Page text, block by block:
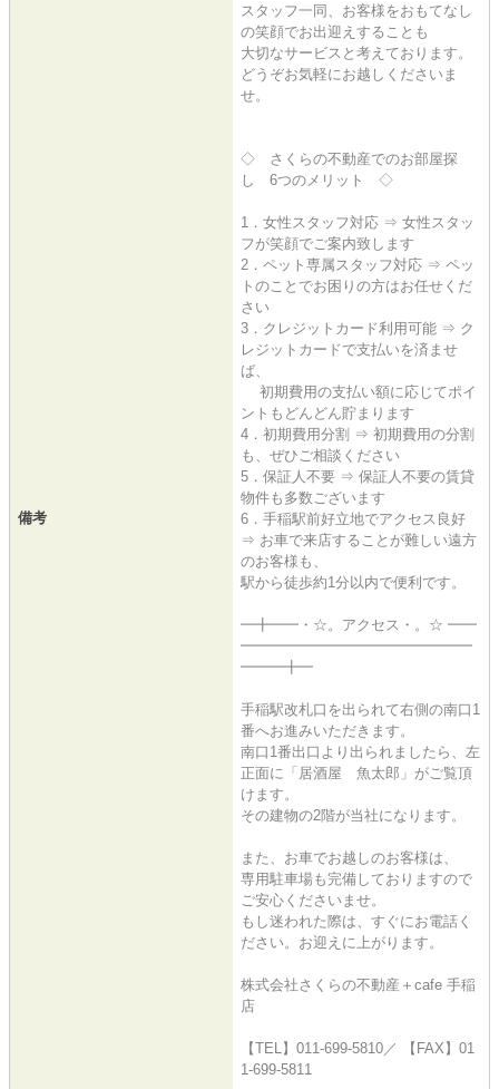
備考
スタッフ一同、お客様をおもてなし
の笑顔でお出迎えすることも
大切なサービスと考えております。
どうぞお気軽にお越しくださいま
せ。
◇ さくらの不動産でのお部屋探
し 6つのメリット ◇
1．女性スタッフ対応 ⇒ 女性スタッ
フが笑顔でご案内致します
2．ペット専属スタッフ対応 ⇒ ペッ
トのことでお困りの方はお任せくだ
さい
3．クレジットカード利用可能 ⇒ ク
レジットカードで支払いを済ませ
ば、
初期費用の支払い額に応じてポイ
ントもどんどん貯まります
4．初期費用分割 ⇒ 初期費用の分割
も、ぜひご相談ください
5．保証人不要 ⇒ 保証人不要の賃貸
物件も多数ございます
6．手稲駅前好立地でアクセス良好
⇒ お車で来店することが難しい遠方
のお客様も、
駅から徒歩約1分以内で便利です。
━╋━━・☆。アクセス・。☆ ━━
━━━━━━━━━━━━━━━━
━━━╋━
手稲駅改札口を出られて右側の南口1
番へお進みいただきます。
南口1番出口より出られましたら、左
正面に「居酒屋 魚太郎」がご覧頂
けます。
その建物の2階が当社になります。
また、お車でお越しのお客様は、
専用駐車場も完備しておりますので
ご安心くださいませ。
もし迷われた際は、すぐにお電話く
ださい。お迎えに上がります。
株式会社さくらの不動産＋cafe 手稲
店
【TEL】011-699-5810／ 【FAX】01
1-699-5811